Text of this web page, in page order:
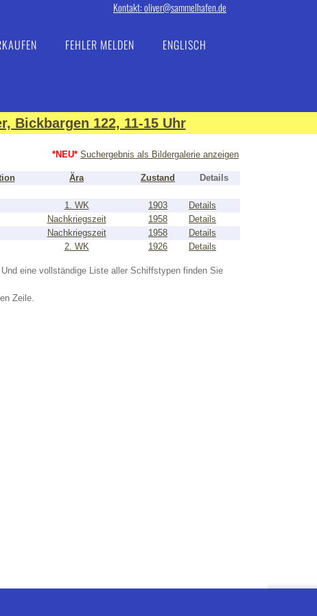
Kontakt: oliver@sammelhafen.de
FEHLER MELDEN
ENGLISCH
Bickbargen 122, 11-15 Uhr
*NEU* Suchergebnis als Bildergalerie anzeigen
Ära Zustand
Details
1. WK 1903
Details
Nachkriegszeit 1958
Details
Nachkriegszeit 1958
Details
2. WK 1926 Details
eine vollständige Liste aller Schiffstypen finden Sie
Zeile.